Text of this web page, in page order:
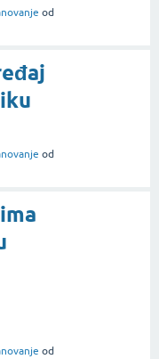
od
od
od